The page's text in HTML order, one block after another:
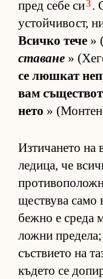
пред себе си3.
ус­той­чи­вост,
Всичко тече »
ставане »
се люш­кат
вам
нето »
Из­ти­ча­нето на
ле­ди­ца, че
щес­т­вува само
бежно е среда
ложни
със­т­ви­ето на
къ­дето се